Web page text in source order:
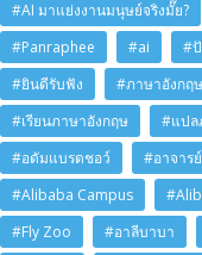
#AI มาแย่งงานมนุษย์จริงมั๊ย?
#Panraphee
#ai #
#ยินดีรับฟัง
#ภาษาอังกฤ
#เรียนภาษาอังกฤษ
#แปล
#อดัมแบรดชอว์
#อาจาร
#Alibaba Campus
#Fly Zoo
#อาลีบาบา